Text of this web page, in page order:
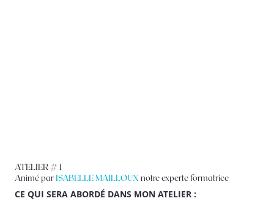
ATELIER # 1
Animé parISABELLE MAILLOUXnotre experte formatrice
CE QUI SERA ABORDÉ DANS MON ATELIER :